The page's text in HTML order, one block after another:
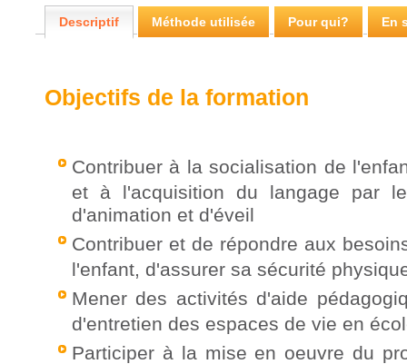
Descriptif Méthode utilisée Pour qui? En
Objectifs de la formation
Contribuer à la socialisation de
et à l'acquisition du langage par
d'animation et d'éveil
Contribuer et de répondre aux
l'enfant, d'assurer sa sécurité
Mener des activités d'aide
d'entretien des espaces de vie en
Participer à la mise en oeuvre du